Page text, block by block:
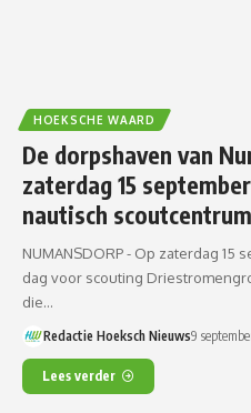
HOEKSCHE WAARD
De dorpshaven van
zaterdag 15
nautisch scoutcentrum
NUMANSDORP - Op zaterdag
dag voor scouting
die…
Redactie Hoeksch Nieuws9
Lees verder